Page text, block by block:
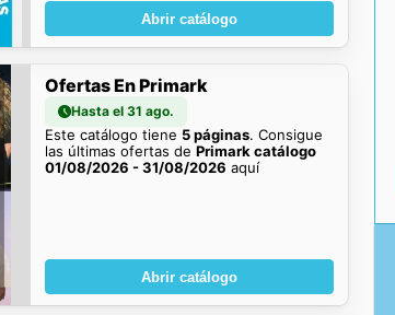
Abrir catálogo
Ofertas En Primark
Hasta el 31 ago.
Este catálogo tiene 5 páginas. Consigue
las últimas ofertas dePrimark catálogo
01/08/2026 - 31/08/2026 aquí
Abrir catálogo